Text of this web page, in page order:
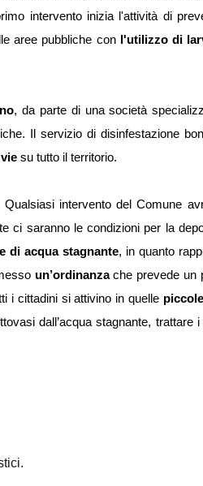
intervento inizia l'attività di
aree pubbliche con l'utilizzo di
, da parte di una società
su tutto il territorio.
intervento del Comune
ci saranno le condizioni per la
di acqua stagnante, in quanto
un’ordinanza che prevede un
i cittadini si attivino in quelle
dall’acqua stagnante, trattare i